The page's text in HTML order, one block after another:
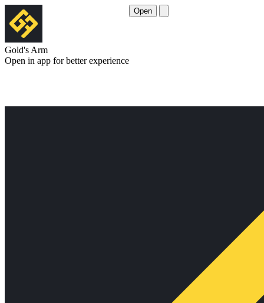
Gold's Arm
Open in app for better experience
Open